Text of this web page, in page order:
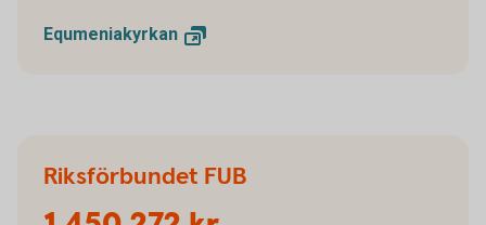
Equmeniakyrkan
Riksförbundet FUB